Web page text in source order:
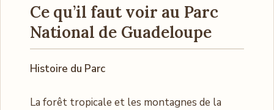
Ce qu’il faut voir au Parc
National de Guadeloupe
Histoire du Parc
La forêt tropicale et les montagnes de la